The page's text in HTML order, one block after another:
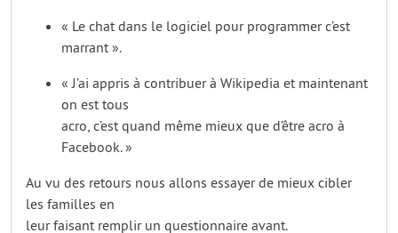
« Le chat dans le logiciel pour programmer c’est
marrant ».
« J’ai appris à contribuer à Wikipedia et maintenant
on est tous
acro, c’est quand même mieux que d’être acro à
Facebook. »
Au vu des retours nous allons essayer de mieux cibler
les familles en
leur faisant remplir un questionnaire avant.